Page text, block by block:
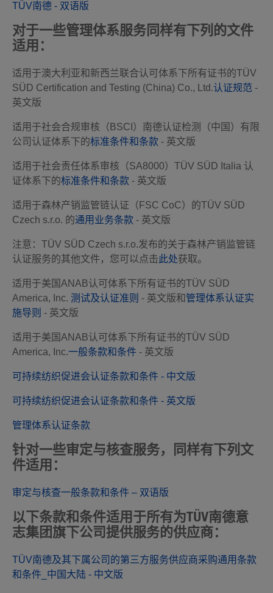
TÜV南德 - 双语版
对于一些管理体系服务同样有下列的文件
适用：
适用于澳大利亚和新西兰联合认可体系下所有证书的TÜV
SÜD Certification and Testing (China) Co., Ltd.认证规范 -
英文版
适用于社会合规审核（BSCI）南德认证检测（中国）有限
公司认证体系下的标准条件和条款 - 英文版
适用于社会责任体系审核（SA8000）TÜV SÜD Italia 认
证体系下的标准条件和条款 - 英文版
适用于森林产销监管链认证（FSC CoC）的TÜV SÜD
Czech s.r.o. 的通用业务条款 - 英文版
注意：TÜV SÜD Czech s.r.o.发布的关于森林产销监管链
认证服务的其他文件，您可以点击此处获取。
适用于美国ANAB认可体系下所有证书的TÜV SÜD
America, Inc. 测试及认证准则 - 英文版和 管理体系认证实
施导则 - 英文版
适用于美国ANAB认可体系下所有证书的TÜV SÜ D
America, Inc.一般条款和条件 - 英文版
可持续纺织促进会认证条款和条件 - 中文版
可持续纺织促进会认证条款和条件 - 英文版
管理体系认证条款
针对一些审定与核查服务，同样有下列文
件适用：
审定与核查一般条款和条件 – 双语版
以下条款和条件适用于所有为TÜV南德意
志集团旗下公司提供服务的供应商：
TÜV南德及其下属公司的第三方服务供应商采购通用条款
和条件_中国大陆 - 中文版